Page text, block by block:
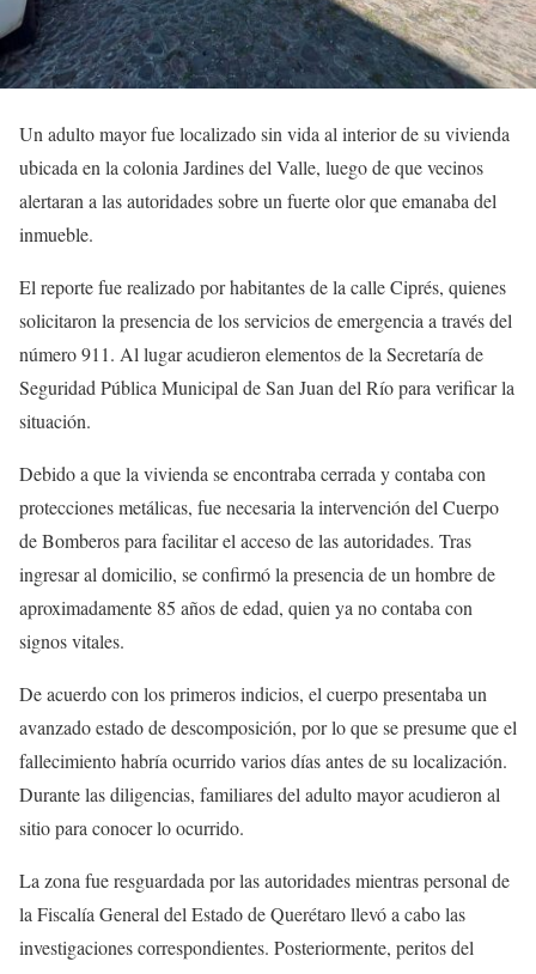
Un adulto mayor fue localizado sin vida al interior de su vivienda
ubicada en la colonia Jardines del Valle, luego de que vecinos
alertaran a las autoridades sobre un fuerte olor que emanaba del
inmueble.
El reporte fue realizado por habitantes de la calle Ciprés, quienes
solicitaron la presencia de los servicios de emergencia a través del
número 911. Al lugar acudieron elementos de la Secretaría de
Seguridad Pública Municipal de San Juan del Río para verificar la
situación.
Debido a que la vivienda se encontraba cerrada y contaba con
protecciones metálicas, fue necesaria la intervención del Cuerpo
de Bomberos para facilitar el acceso de las autoridades. Tras
ingresar al domicilio, se confirmó la presencia de un hombre de
aproximadamente 85 años de edad, quien ya no contaba con
signos vitales.
De acuerdo con los primeros indicios, el cuerpo presentaba un
avanzado estado de descomposición, por lo que se presume que el
fallecimiento habría ocurrido varios días antes de su localización.
Durante las diligencias, familiares del adulto mayor acudieron al
sitio para conocer lo ocurrido.
La zona fue resguardada por las autoridades mientras personal de
la Fiscalía General del Estado de Querétaro llevó a cabo las
investigaciones correspondientes. Posteriormente, peritos del